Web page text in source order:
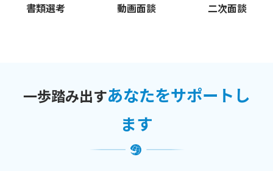
書類選考 動画面談 二次面談
一歩踏み出すあなたをサポートし
ます